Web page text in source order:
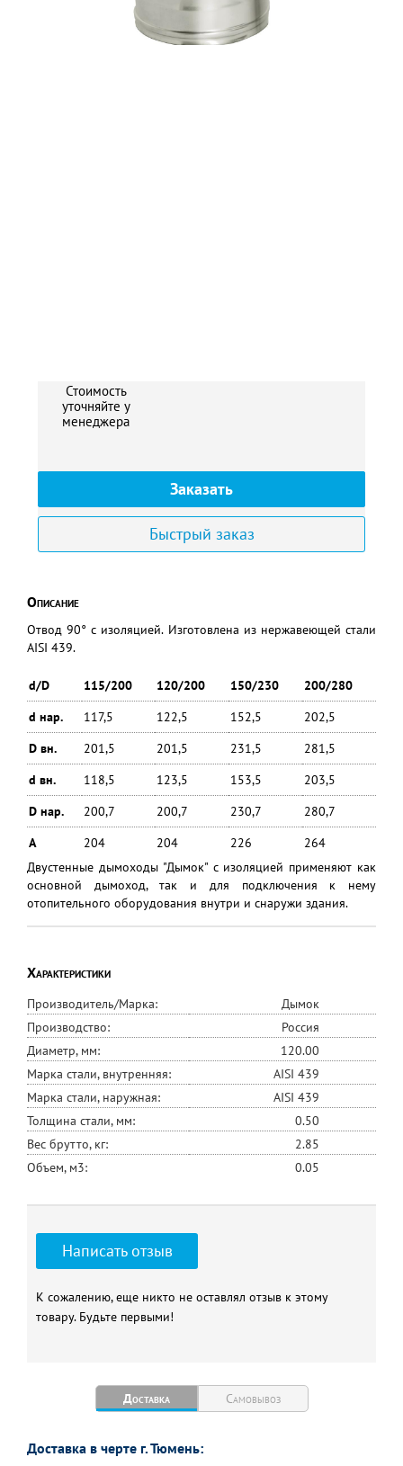
Стоимость
уточняйте у
менеджера
Заказать
Быстрый заказ
Описание
Отвод 90° с изоляцией. Изготовлена из нержавеющей стали
AISI 439.
d/D 115/200 120/200 150/230
200/280
d нар.
117,5 122,5 152,5
202,5
D вн.
201,5 201,5 231,5
281,5
d вн.
118,5 123,5 153,5
203,5
D нар.
200,7 200,7 230,7
280,7
А
204 204 226
264
Двустенные дымоходы "Дымок" с изоляцией применяют как
основной дымоход, так и для подключения к нему
отопительного оборудования внутри и снаружи здания.
Характеристики
Производитель/Марка:
Дымок
Производство:
Россия
Диаметр, мм:
120.00
Марка стали, внутренняя:
AISI 439
Марка стали, наружная:
AISI 439
Толщина стали, мм:
0.50
Вес брутто, кг:
2.85
Объем, м3:
0.05
Написать отзыв
К сожалению, еще никто не оставлял отзыв к этому
товару. Будьте первыми!
Доставка Самовывоз
Доставка в черте г. Тюмень: